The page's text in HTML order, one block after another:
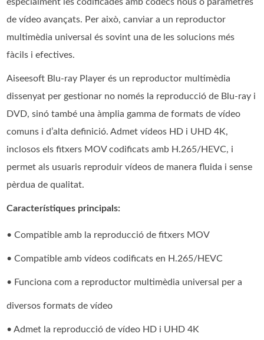
de vídeo avançats. Per això, canviar a un reproductor
multimèdia universal és sovint una de les solucions més
fàcils i efectives.
Aiseesoft Blu-ray Player és un reproductor multimèdia
dissenyat per gestionar no només la reproducció de Blu-ray i
DVD, sinó també una àmplia gamma de formats de vídeo
comuns i d’alta definició. Admet vídeos HD i UHD 4K,
inclosos els fitxers MOV codificats amb H.265/HEVC, i
permet als usuaris reproduir vídeos de manera fluida i sense
pèrdua de qualitat.
Característiques principals:
• Compatible amb la reproducció de fitxers MOV
• Compatible amb vídeos codificats en H.265/HEVC
• Funciona com a reproductor multimèdia universal per a
diversos formats de vídeo
• Admet la reproducció de vídeo HD i UHD 4K